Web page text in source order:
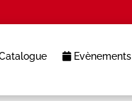
Evènements